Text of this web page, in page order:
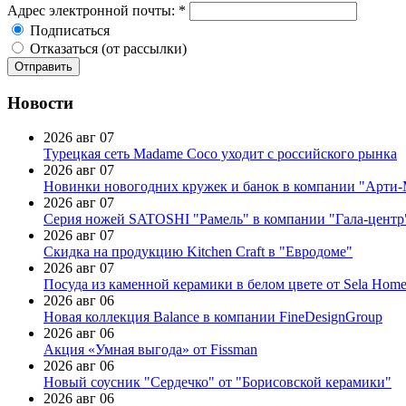
Адрес электронной почты: *
Подписаться
Отказаться (от рассылки)
Новости
2026 авг 07
Турецкая сеть Madame Coco уходит с российского рынка
2026 авг 07
Новинки новогодних кружек и банок в компании
2026 авг 07
Серия ножей SATOSHI "Рамель" в компании "Гала-
2026 авг 07
Скидка на продукцию Kitchen Craft в "Евродоме"
2026 авг 07
Посуда из каменной керамики в белом цвете от Sela Home
2026 авг 06
Новая коллекция Balance в компании FineDesignGroup
2026 авг 06
Акция «Умная выгода» от Fissman
2026 авг 06
Новый соусник "Сердечко" от "Борисовской керамики"
2026 авг 06